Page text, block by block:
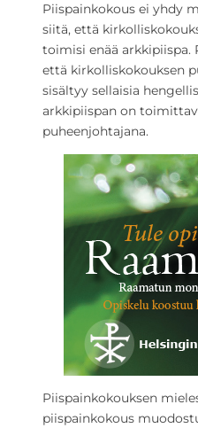
Piispainkokous ei yhdy
siitä, että
toimisi enää arkkipiispa.
että kirkolliskokouksen
sisältyy sellaisia
arkkipiispan on
puheenjohtajana.
Piispainkokouksen
piispainkokous